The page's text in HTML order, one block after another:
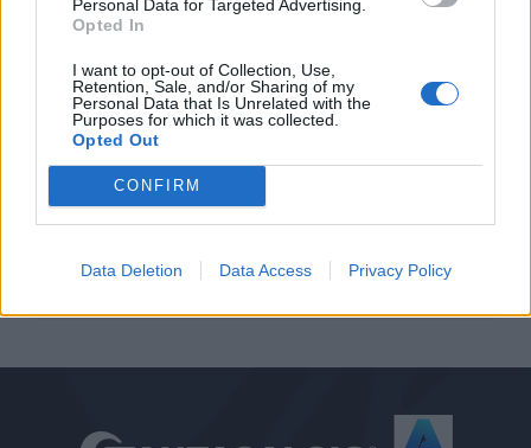
Personal Data for Targeted Advertising.
Opted In
I want to opt-out of Collection, Use,
Retention, Sale, and/or Sharing of my
Personal Data that Is Unrelated with the
Purposes for which it was collected.
Opted Out
CONFIRM
Data Deletion Data Access Privacy Policy
Autore
Redazione Fantacalcio.it